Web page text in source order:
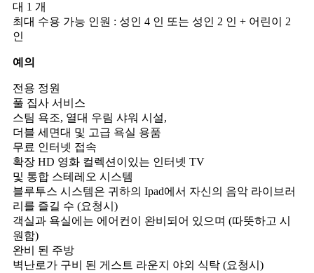
대 1 개
최대 수용 가능 인원 : 성인 4 인 또는 성인 2 인 + 어린이 2
인
예의
전용 정원
풀 집사 서비스
스팀 욕조, 열대 우림 샤워 시설,
더블 세면대 및 고급 욕실 용품
무료 인터넷 접속
확장 HD 영화 컬렉션이있는 인터넷 TV
및 통합 스테레오 시스템
블루투스 시스템은 귀하의 Ipad에서 자신의 음악 라이브러
리를 즐길 수 (요청시)
객실과 욕실에는 에어컨이 완비되어 있으며 (따뜻하고 시
원함)
완비 된 주방
벽난로가 구비 된 게스트 라운지 야외 식탁 (요청시)